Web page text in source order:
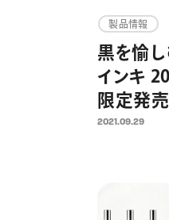
製品情報
黒を愉
インキ
限定発
本超の
2021.09.29